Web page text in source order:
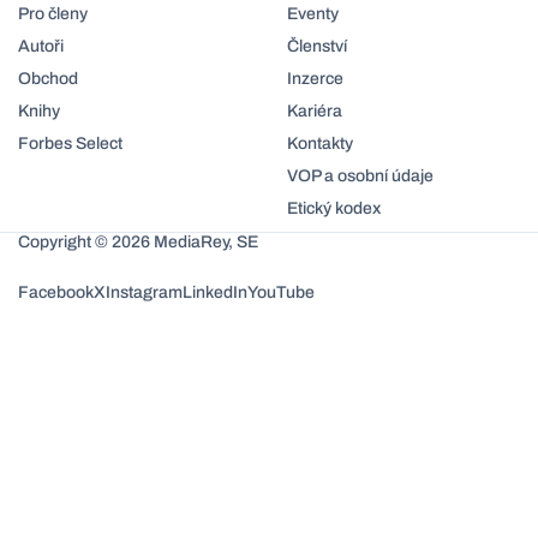
Pro členy
Autoři
Obchod
Knihy
Forbes Select
Eventy
Členství
Inzerce
Kariéra
Kontakty
VOP a osobní údaje
Etický kodex
Copyright © 2026 MediaRey, SE
FacebookXInstagramLinkedInYouTube